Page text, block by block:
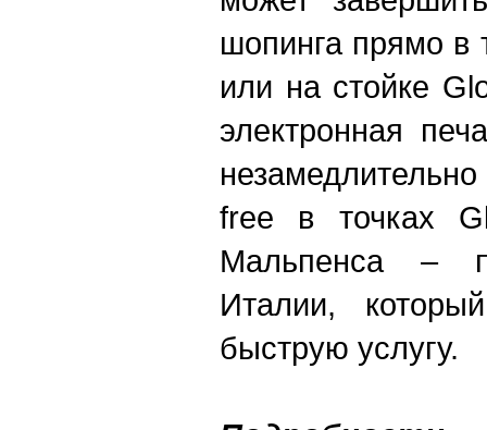
шопинга прямо в
или на стойке
электронная
free в точках
Мальпенса –
Италии,
быструю услугу.